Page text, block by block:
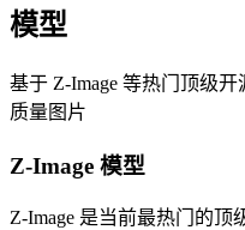
模型
基于 Z-Image 等热门顶级
质量图片
Z-Image 模型
Z-Image 是当前最热门的